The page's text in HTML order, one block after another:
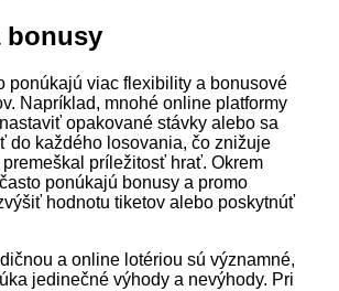
bonusy
ponúkajú viac flexibility a bonusové
Napríklad, mnohé online platformy
opakované stávky alebo sa
do každého losovania, čo znižuje
príležitosť hrať. Okrem
ponúkajú bonusy a promo
hodnotu tiketov alebo poskytnúť
a online lotériou sú významné,
jedinečné výhody a nevýhody. Pri